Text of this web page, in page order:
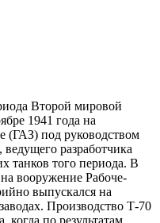
Второй мировой
1941 года на
(ГАЗ) под руководством
разработчика
танков того периода. В
вооружение Рабоче-
выпускался на
Производство Т-70
когда по результатам